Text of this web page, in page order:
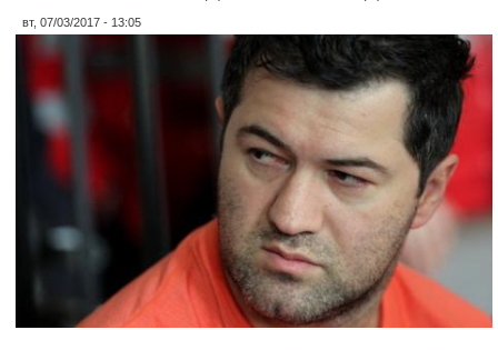
вт, 07/03/2017 - 13:05